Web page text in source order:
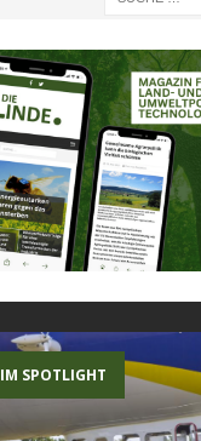
IM SPOTLIGHT